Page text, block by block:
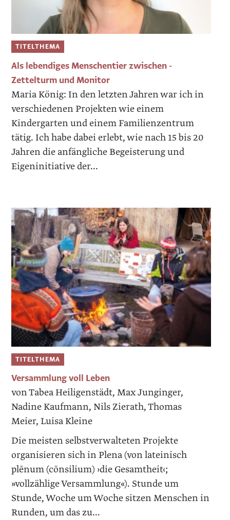
TITELTHEMA
Als lebendiges Menschen­tier zwischen ­
Zettelturm und Monitor
Maria König: In den letzten Jahren war ich in
verschiedenen Projekten wie einem
Kindergarten und einem Familienzentrum
tätig. Ich habe dabei erlebt, wie nach 15 bis 20
Jahren die anfängliche Begeisterung und
Eigeninitiative der...
TITELTHEMA
Versammlung voll Leben
von Tabea Heiligenstädt, Max Junginger,
Nadine Kaufmann, Nils Zierath, Thomas
Meier, Luisa Kleine
Die meisten selbstverwalteten Projekte
organisieren sich in Plena (von lateinisch
plēnum (cōnsilium) ›die Gesamtheit‹;
»vollzählige Versammlung«). Stunde um
Stunde, Woche um Woche sitzen Menschen in
Runden, um das zu...